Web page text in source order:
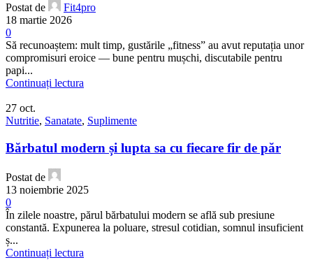
Postat de
Fit4pro
18 martie 2026
0
Să recunoaștem: mult timp, gustările „fitness” au avut reputația unor
compromisuri eroice — bune pentru mușchi, discutabile pentru
papi...
Continuați lectura
27 oct.
Nutritie, Sanatate, Suplimente
Bărbatul modern și lupta sa cu fiecare fir de păr
Postat de
13 noiembrie 2025
0
În zilele noastre, părul bărbatului modern se află sub presiune
constantă. Expunerea la poluare, stresul cotidian, somnul insuficient
ș...
Continuați lectura